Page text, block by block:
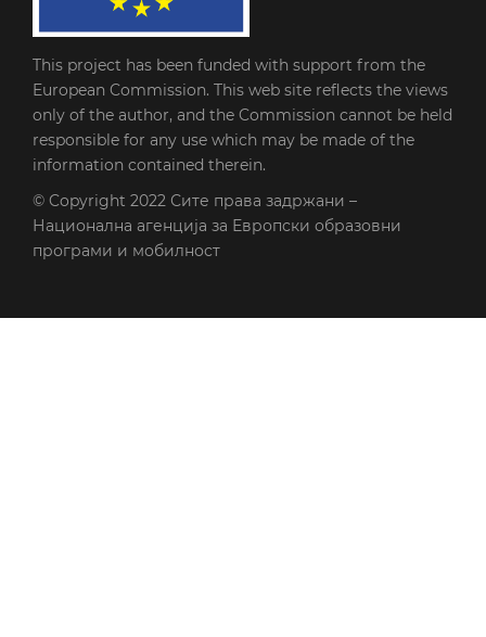
This project has been funded with support from the
European Commission. This web site reflects the views
only of the author, and the Commission cannot be held
responsible for any use which may be made of the
information contained therein.
© Copyright 2022 Сите права задржани –
Национална агенција за Европски образовни
програми и мобилност